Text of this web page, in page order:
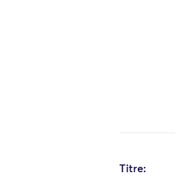
Titre: